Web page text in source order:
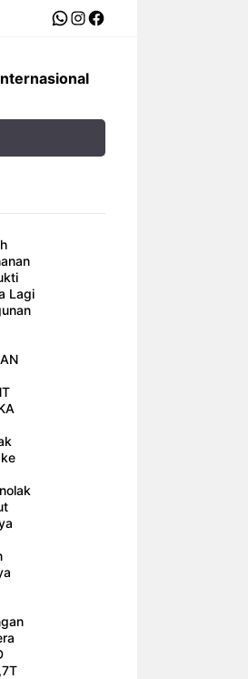
WhatsApp
Instagram
Facebook
Lagi